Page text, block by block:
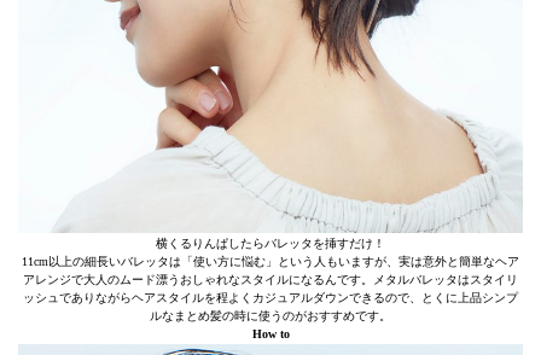
横くるりんぱしたらバレッタを挿すだけ！
11cm以上の細長いバレッタは「使い方に悩む」という人もいますが、実は意外と簡単なヘア
アレンジで大人のムード漂うおしゃれなスタイルになるんです。メタルバレッタはスタイリ
ッシュでありながらヘアスタイルを程よくカジュアルダウンできるので、とくに上品シンプ
ルなまとめ髪の時に使うのがおすすめです。
How to